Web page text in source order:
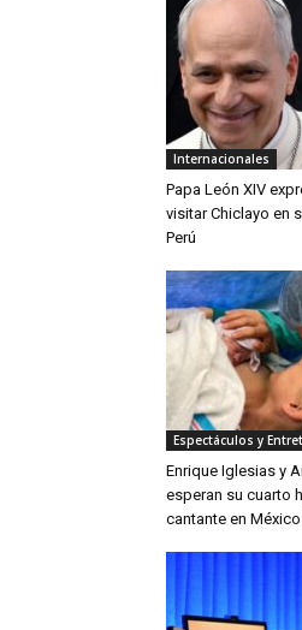
Internacionales
Papa León XIV
visitar Chiclayo en
Perú
Espectáculos y
Enrique Iglesias y
esperan su cuarto
cantante en México